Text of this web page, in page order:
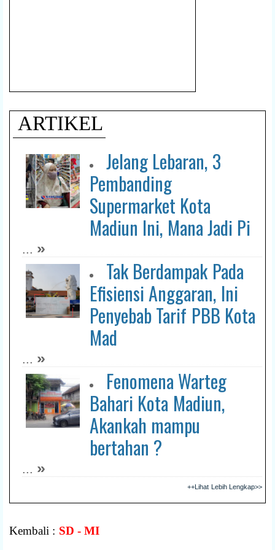
ARTIKEL
Jelang Lebaran, 3
Pembanding
Supermarket Kota
Madiun Ini, Mana Jadi Pi
... »
Tak Berdampak Pada
Efisiensi Anggaran, Ini
Penyebab Tarif PBB Kota
Mad
... »
Fenomena Warteg
Bahari Kota Madiun,
Akankah mampu
bertahan ?
... »
++Lihat Lebih Lengkap>>
Kembali : SD - MI